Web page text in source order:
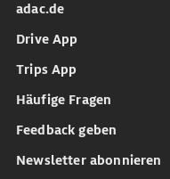
adac.de
Drive App
Trips App
Häufige Fragen
Feedback geben
Newsletter abonnieren